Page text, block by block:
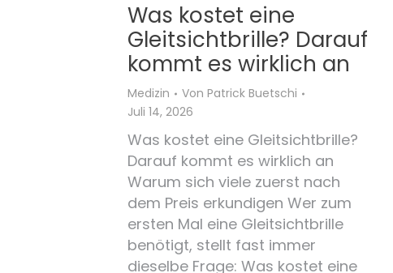
Was kostet eine
Gleitsichtbrille? Darauf
kommt es wirklich an
Medizin Von Patrick Buetschi
Juli 14, 2026
Was kostet eine Gleitsichtbrille?
Darauf kommt es wirklich an
Warum sich viele zuerst nach
dem Preis erkundigen Wer zum
ersten Mal eine Gleitsichtbrille
benötigt, stellt fast immer
dieselbe Frage: Was kostet eine